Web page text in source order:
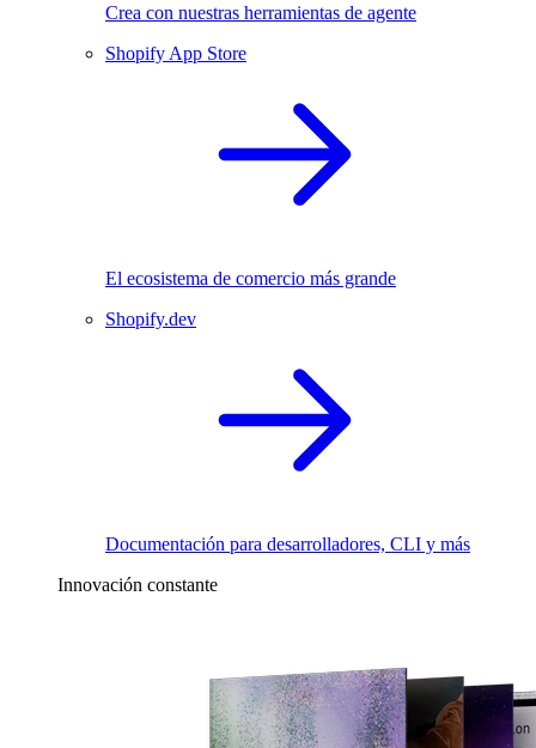
Crea con nuestras herramientas de agente
Shopify App Store
El ecosistema de comercio más grande
Shopify.dev
Documentación para desarrolladores, CLI y más
Innovación constante